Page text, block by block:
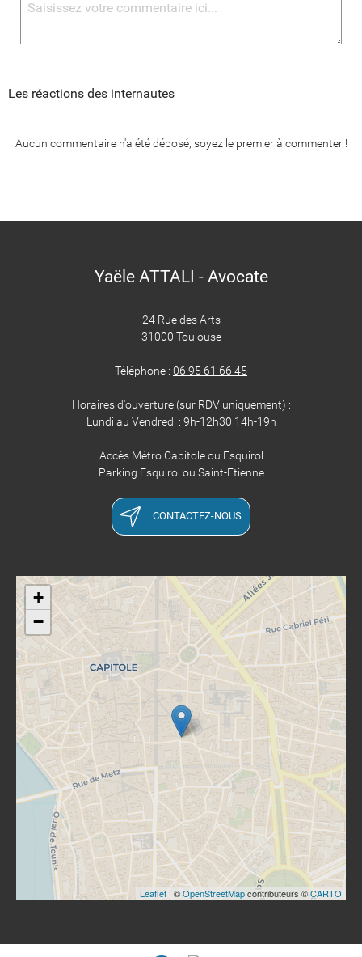
Les réactions des internautes
Aucun commentaire n'a été déposé, soyez le premier à commenter !
Yaële ATTALI - Avocate
24 Rue des Arts
31000 Toulouse
Téléphone : 06 95 61 66 45
Horaires d'ouverture (sur RDV uniquement) :
Lundi au Vendredi : 9h-12h30 14h-19h
Accès Métro Capitole ou Esquirol
Parking Esquirol ou Saint-Etienne
CONTACTEZ-NOUS
+
−
Leaflet | ©OpenStreetMapcontributeurs ©CARTO